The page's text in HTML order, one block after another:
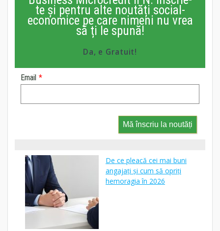
te și pentru alte noutăți social-
economice pe care nimeni nu vrea
să ți le spună!
Da, e Gratuit!
Email *
Mă înscriu la noutăți
De ce pleacă cei mai buni
angajați și cum să opriți
hemoragia în 2026